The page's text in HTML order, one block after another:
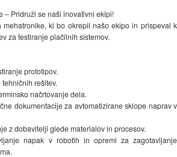
– Pridruži se naši inovativni ekipi!
mehatronike, ki bo okrepil našo ekipo in prispeval k
za testiranje plačilnih sistemov.
prototipov.
rešitev.
načrtovanje dela.
dokumentacije za avtomatizirane sklope naprav v
z dobavitelji glede materialov in procesov.
napak v robotih in opremi za zagotavljanje